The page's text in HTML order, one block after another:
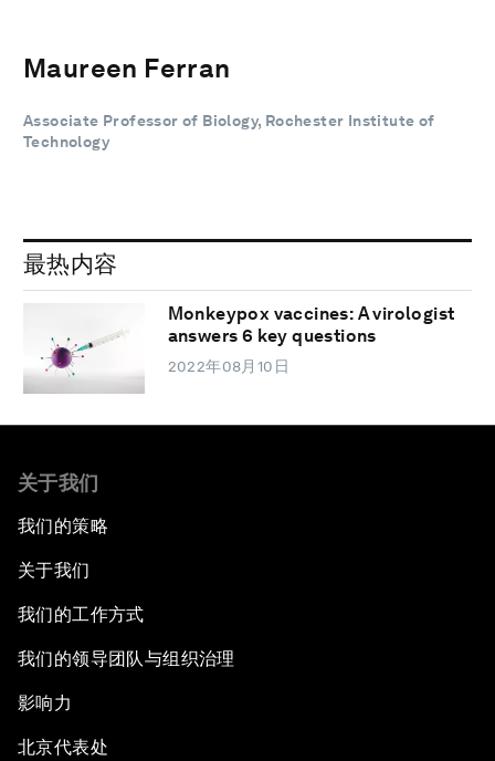
Maureen Ferran
Associate Professor of Biology, Rochester Institute of
Technology
最热内容
Monkeypox vaccines: A virologist
answers 6 key questions
2022年08月10日
关于我们
我们的策略
关于我们
我们的工作方式
我们的领导团队与组织治理
影响力
北京代表处